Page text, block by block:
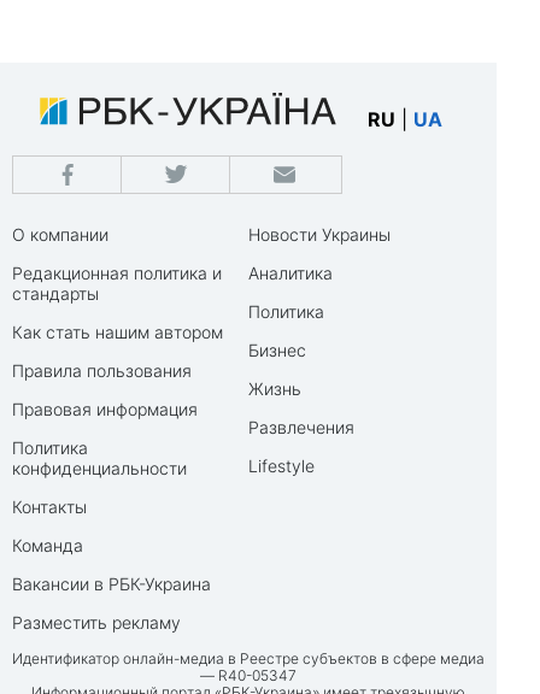
RU UA
О компании
Редакционная политика и
стандарты
Как стать нашим автором
Правила пользования
Правовая информация
Политика
конфиденциальности
Контакты
Команда
Вакансии в РБК-Украина
Разместить рекламу
Новости Украины
Аналитика
Политика
Бизнес
Жизнь
Развлечения
Lifestyle
Идентификатор онлайн-медиа в Реестре субъектов в сфере медиа
— R40-05347